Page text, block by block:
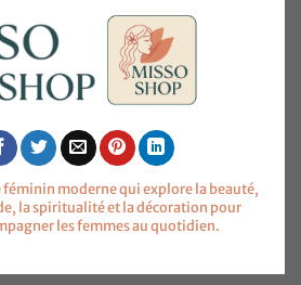
féminin moderne qui explore la beauté,
la spiritualité et la décoration pour
les femmes au quotidien.